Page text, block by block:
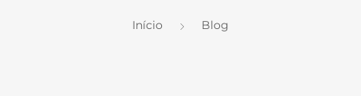
Início Blog